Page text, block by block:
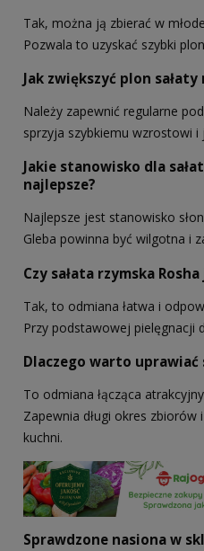
Tak, można ją zbierać w
Pozwala to uzyskać szybki
Jak zwiększyć plon sałaty
Należy zapewnić regularne
sprzyja szybkiemu wzrostowi i
Jakie stanowisko dla
najlepsze?
Najlepsze jest stanowisko
Gleba powinna być wilgotna i
Czy sałata rzymska
Tak, to odmiana łatwa i
Przy podstawowej pielęgnacji
Dlaczego warto uprawiać
To odmiana łącząca
Zapewnia długi okres
kuchni.
Sprawdzone nasiona w